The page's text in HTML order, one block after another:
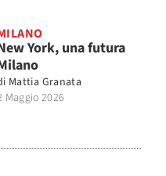
York, una futura
Mattia Granata
Maggio 2026